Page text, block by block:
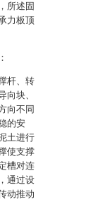
所述固
力板顶
杆、转
向块、
向不同
的安
土进行
使支撑
槽对连
通过设
动推动